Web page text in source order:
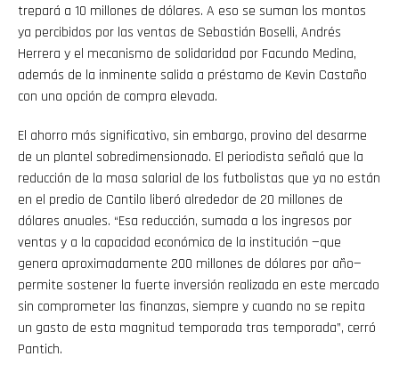
trepará a 10 millones de dólares. A eso se suman los montos
ya percibidos por las ventas de Sebastián Boselli, Andrés
Herrera y el mecanismo de solidaridad por Facundo Medina,
además de la inminente salida a préstamo de Kevin Castaño
con una opción de compra elevada.
El ahorro más significativo, sin embargo, provino del desarme
de un plantel sobredimensionado. El periodista señaló que la
reducción de la masa salarial de los futbolistas que ya no están
en el predio de Cantilo liberó alrededor de 20 millones de
dólares anuales. “Esa reducción, sumada a los ingresos por
ventas y a la capacidad económica de la institución —que
genera aproximadamente 200 millones de dólares por año—
permite sostener la fuerte inversión realizada en este mercado
sin comprometer las finanzas, siempre y cuando no se repita
un gasto de esta magnitud temporada tras temporada”, cerró
Pantich.